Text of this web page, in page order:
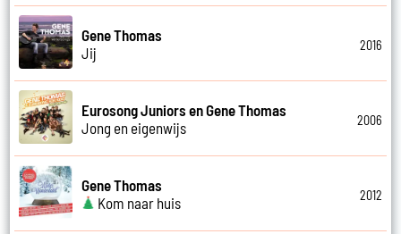
Gene Thomas
Jij
2016
Eurosong Juniors en Gene Thomas
Jong en eigenwijs
2006
Gene Thomas
Kom naar huis
2012